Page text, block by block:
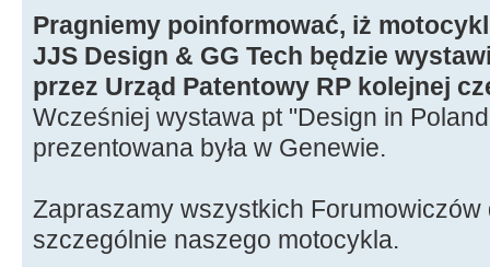
Pragniemy poinformować, iż
JJS Design & GG Tech będzie
przez Urząd Patentowy RP kolejnej
Wcześniej wystawa pt "Design in
prezentowana była w Genewie.
Zapraszamy wszystkich
szczególnie naszego motocykla.